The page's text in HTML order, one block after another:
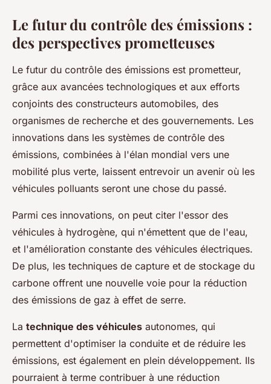
Le futur du contrôle des émissions :
des perspectives prometteuses
Le futur du contrôle des émissions est prometteur,
grâce aux avancées technologiques et aux efforts
conjoints des constructeurs automobiles, des
organismes de recherche et des gouvernements. Les
innovations dans les systèmes de contrôle des
émissions, combinées à l'élan mondial vers une
mobilité plus verte, laissent entrevoir un avenir où les
véhicules polluants seront une chose du passé.
Parmi ces innovations, on peut citer l'essor des
véhicules à hydrogène, qui n'émettent que de l'eau,
et l'amélioration constante des véhicules électriques.
De plus, les techniques de capture et de stockage du
carbone offrent une nouvelle voie pour la réduction
des émissions de gaz à effet de serre.
La technique des véhicules autonomes, qui
permettent d'optimiser la conduite et de réduire les
émissions, est également en plein développement. Ils
pourraient à terme contribuer à une réduction